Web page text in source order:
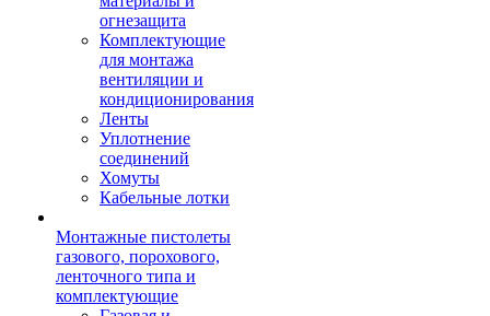
огнезащита
Комплектующие
для монтажа
вентиляции и
кондиционирования
Ленты
Уплотнение
соединений
Хомуты
Кабельные лотки
Монтажные пистолеты
газового, порохового,
ленточного типа и
комплектующие